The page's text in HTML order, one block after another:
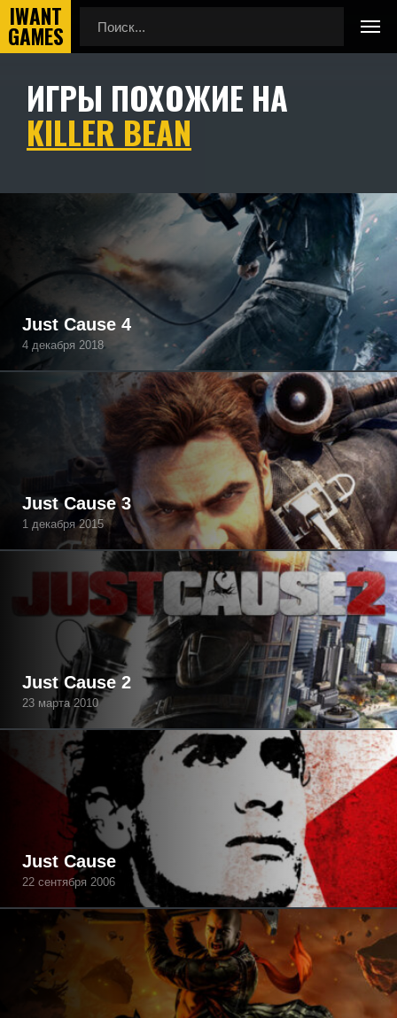
Главная
Игры похожие на Killer Bean
ИГРЫ ПОХОЖИЕ НА
KILLER BEAN
Подборка игр, похожих на Killer Bean по геймплею,
Just Cause 4
4 декабря 2018
Just Cause 3
1 декабря 2015
Just Cause 2
23 марта 2010
Just Cause
22 сентября 2006